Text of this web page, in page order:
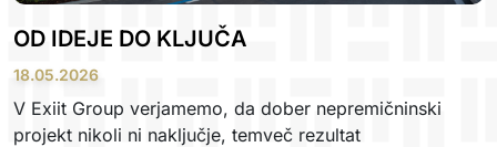
OD IDEJE DO KLJUČA
18.05.2026
V Exiit Group verjamemo, da dober nepremičninski
projekt nikoli ni naključje, temveč rezultat